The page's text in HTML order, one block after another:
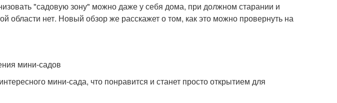
"садовую зону" можно даже у себя дома, при должном старании и
области нет. Новый обзор же расскажет о том, как это можно провернуть на
мини-садов
мини-сада, что понравится и станет просто открытием для